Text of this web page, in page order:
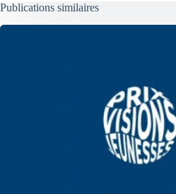
Publications similaires